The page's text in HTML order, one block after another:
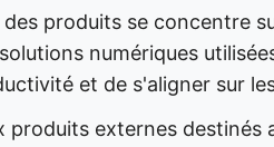
produits se concentre
numériques
et de s'aligner sur
produits externes destinés